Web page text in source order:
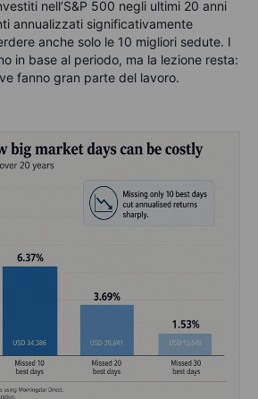
nell’S&P 500 negli ultimi 20 anni
annualizzati significativamente
anche solo le 10 migliori sedute. I
in base al periodo, ma la lezione resta:
fanno gran parte del lavoro.